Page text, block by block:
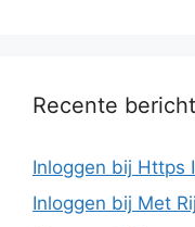
Recente
Inloggen bij Https
Inloggen bij Met